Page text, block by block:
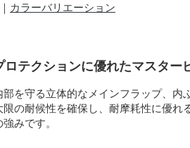
カラーバリエーション
ロテクションに優れたマスター
を守る立体的なメインフラップ、
の耐候性を確保し、耐摩耗性に優
みです。